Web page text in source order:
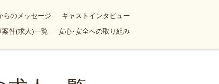
らのメッセージ
キャストインタビュー
案件(求人)一覧 安心･安全への取り組み